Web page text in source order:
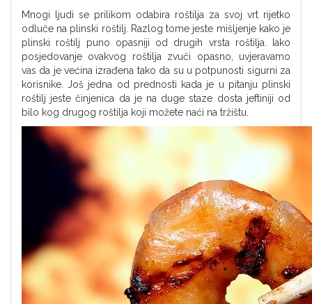
Mnogi ljudi se prilikom odabira roštilja za svoj vrt rijetko
odluče na plinski roštilj. Razlog tome jeste mišljenje kako je
plinski roštilj puno opasniji od drugih vrsta roštilja. Iako
posjedovanje ovakvog roštilja zvuči opasno, uvjeravamo
vas da je većina izrađena tako da su u potpunosti sigurni za
korisnike. Još jedna od prednosti kada je u pitanju plinski
roštilj jeste činjenica da je na duge staze dosta jeftiniji od
bilo kog drugog roštilja koji možete naći na tržištu.